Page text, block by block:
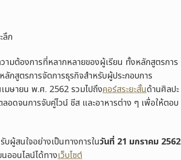
ลึก
มต้องการที่หลากหลายของผู้เรียน ทั้งหลักสูตรการ
กสูตรการจัดการธุรกิจสำหรับผู้ประกอบการ
ษายน พ.ศ. 2562 รวมไปถึงคอร์สระยะสั้นด้านศิลปะ
อดจนการจับคู่ไวน์ ชีส และอาหารต่าง ๆ เพื่อให้ตอบ
ผู้สนใจอย่างเป็นทางการในวันที่ 21 มกราคม 2562
ออนไลน์ได้ทางเว็บไซต์